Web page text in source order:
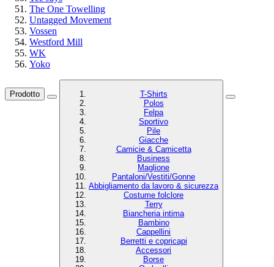
The One Towelling
Untagged Movement
Vossen
Westford Mill
WK
Yoko
Prodotto
T-Shirts
Polos
Felpa
Sportivo
Pile
Giacche
Camicie & Camicetta
Business
Maglione
Pantaloni/Vestiti/Gonne
Abbigliamento da lavoro & sicurezza
Costume folclore
Terry
Biancheria intima
Bambino
Cappellini
Berretti e copricapi
Accessori
Borse